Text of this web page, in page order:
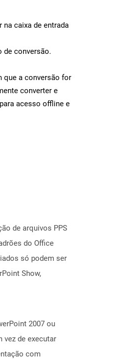
na caixa de entrada
de conversão.
que a conversão for
converter e
acesso offline e
de arquivos PPS
do Office
só podem ser
Show,
2007 ou
vez de executar
com